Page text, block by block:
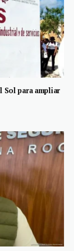
Sol para ampliar